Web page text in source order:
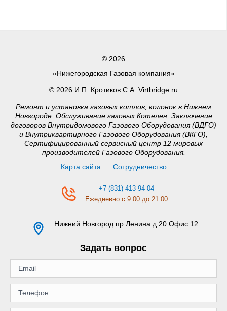
© 2026
«Нижегородская Газовая компания»
© 2026 И.П. Кротиков С.А. Virtbridge.ru
Ремонт и установка газовых котлов, колонок в Нижнем
Новгороде. Обслуживание газовых Котелен, Заключение
договоров Внутридомового Газового Оборудования (ВДГО)
и Внутриквартирного Газового Оборудования (ВКГО),
Сертифицированный сервисный центр 12 мировых
производителей Газового Оборудования.
Карта сайта
Сотрудничество
+7 (831) 413-94-04
Ежедневно с 9:00 до 21:00
Нижний Новгород пр.Ленина д.20 Офис 12
Задать вопрос